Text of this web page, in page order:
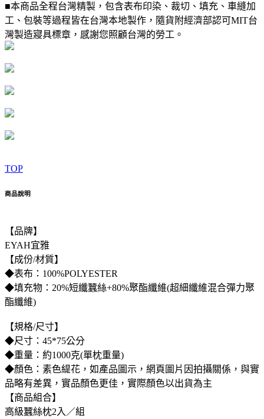
■本商品全程台灣精製，包含表布印染、裁切、填充、車縫加
工、包裝等過程皆在台灣本地製作，隨貨附經濟部認可MIT台
灣製造寢具標章，感謝您照顧台灣的勞工。
TOP
商品說明
【品牌】
EYAH宜雅
【成份/材質】
◆表布：100%POLYESTER
◆填充物：20%短纖蠶絲+80%聚酯纖維(超細纖維混合彈力聚
酯纖維)
【規格/尺寸】
◆尺寸：45*75公分
◆重量：約1000克(單枕重量)
◆顏色：素色緹花，如產品圖示，網頁圖片因拍攝關係，與實
品略有差異，實品顏色更佳，實際顏色以出貨為主
【商品組合】
高級蠶絲枕2入／組